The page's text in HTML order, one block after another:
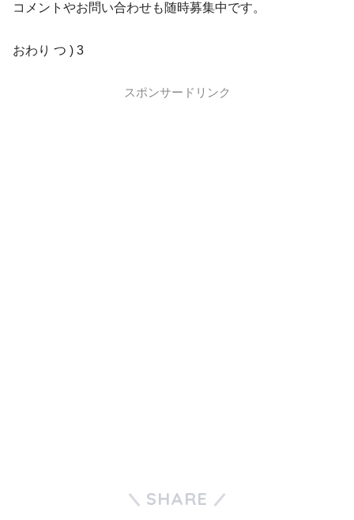
コメントやお問い合わせも随時募集中です。
おわり つ ) 3
スポンサードリンク
SHARE